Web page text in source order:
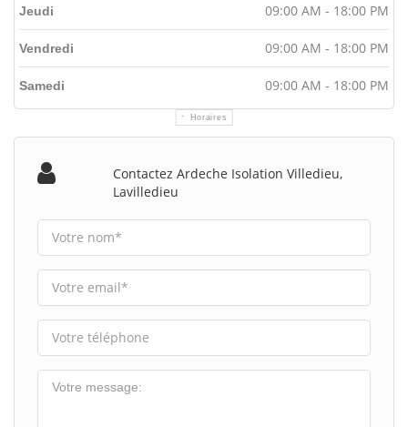
Horaires
Jeudi 09:00 AM - 18:00 PM
Vendredi 09:00 AM - 18:00 PM
Samedi 09:00 AM - 18:00 PM
Contactez Ardeche Isolation Villedieu,
Lavilledieu